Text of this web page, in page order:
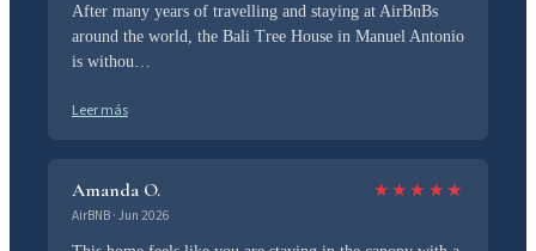
After many years of travelling and staying at AirBnBs
around the world, the Bali Tree House in Manuel Antonio
is withou…
Leer más
Amanda O. ★ ★ ★ ★ ★
AirBNB · Jun 2026